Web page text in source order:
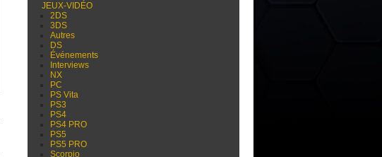
JEUX-VIDÉO
2DS
3DS
Autres
DS
Événements
Interviews
NX
PC
PS Vita
PS3
PS4
PS4 PRO
PS5
PS5 PRO
Scorpio